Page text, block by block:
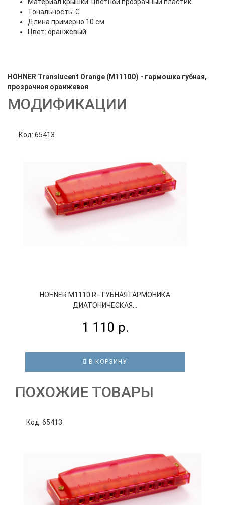
Материал крышки: цветной прозрачный пластик
Тональность: С
Длина примерно 10 см
Цвет: оранжевый
HOHNER Translucent Orange (M1110O) - гармошка губная,
прозрачная оранжевая
МОДИФИКАЦИИ
Код: 65413
HOHNER M1110 R - ГУБНАЯ ГАРМОНИКА
ДИАТОНИЧЕСКАЯ...
1 110 р.
В КОРЗИНУ
ПОХОЖИЕ ТОВАРЫ
Код: 65413